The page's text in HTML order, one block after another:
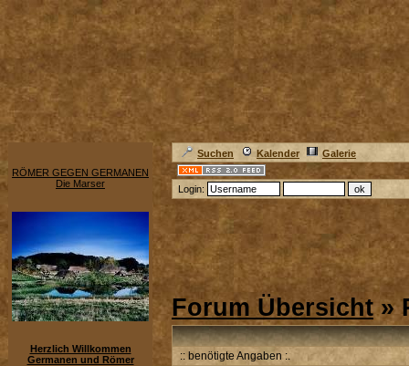
RÖMER GEGEN GERMANEN
Die Marser
Herzlich Willkommen
Germanen und Römer
Suchen Kalender Galerie
Login:
Forum Übersicht»
:: benötigte Angaben :.